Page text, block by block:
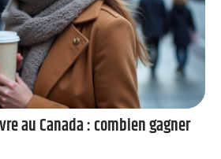
au Canada : combien gagner